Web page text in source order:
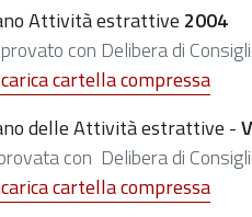
Attività estrattive 2004
con Delibera di
cartella compressa
delle Attività estrattive -
con Delibera di
cartella compressa